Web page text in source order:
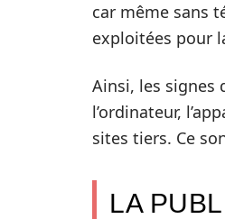
car même sans
exploitées pour
Ainsi, les signes
l’ordinateur,
sites tiers. Ce
LA